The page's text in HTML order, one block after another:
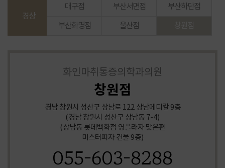
팔꿈치 엘보 통증
허리디스크
어깨,무릎통증
경상
대구점 부산서면점 부산하단점
부산화명점 울산점
화인마취통증의학과의원
창원점
경남 창원시 성산구 상남로 122 상남메디칼 9층
(경남 창원시 성산구 상남동 7-4)
(상남동 롯데백화점 영플라자 맞은편
미스터피자 건물 9층)
055-603-8288